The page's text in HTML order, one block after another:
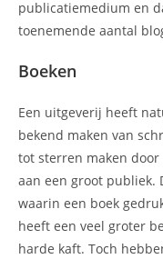
publicatiemedium en
toenemende aantal
Boeken
Een uitgeverij heeft
bekend maken van
tot sterren maken
aan een groot publiek.
waarin een boek
heeft een veel groter
harde kaft. Toch